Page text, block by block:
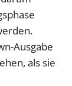
Ausgabe
als sie